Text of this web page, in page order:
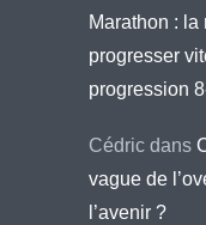
Marathon :
progresser
progression
Cédric dans
vague de
l’avenir ?